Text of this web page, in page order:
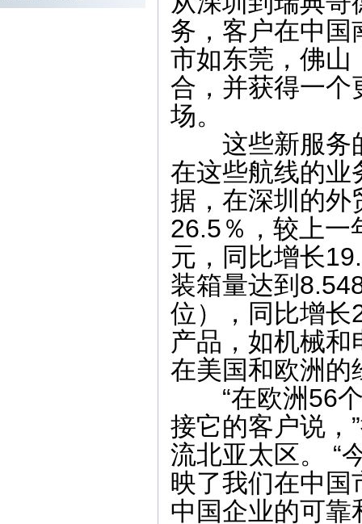
务，客户在中国
市如东莞，佛山
合，并获得一个
场。
这些新服务的
在这些航线的业
据，在深圳的外
26.5％，较上一
元，同比增长
装箱量达到
位），同比增长
产品，如机械
在美国和欧洲的
“在欧洲56个
接它的客户说，
流北亚太区。 “
映了我们在中国
中国企业的可靠